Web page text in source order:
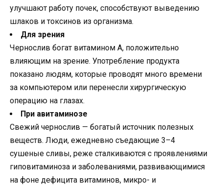
улучшают работу почек, способствуют выведению
шлаков и токсинов из организма.
Для зрения
Чернослив богат витамином A, положительно
влияющим на зрение. Употребление продукта
показано людям, которые проводят много времени
за компьютером или перенесли хирургическую
операцию на глазах.
При авитаминозе
Свежий чернослив — богатый источник полезных
веществ. Люди, ежедневно съедающие 3–4
сушеные сливы, реже сталкиваются с проявлениями
гиповитаминоза и заболеваниями, развивающимися
на фоне дефицита витаминов, микро- и